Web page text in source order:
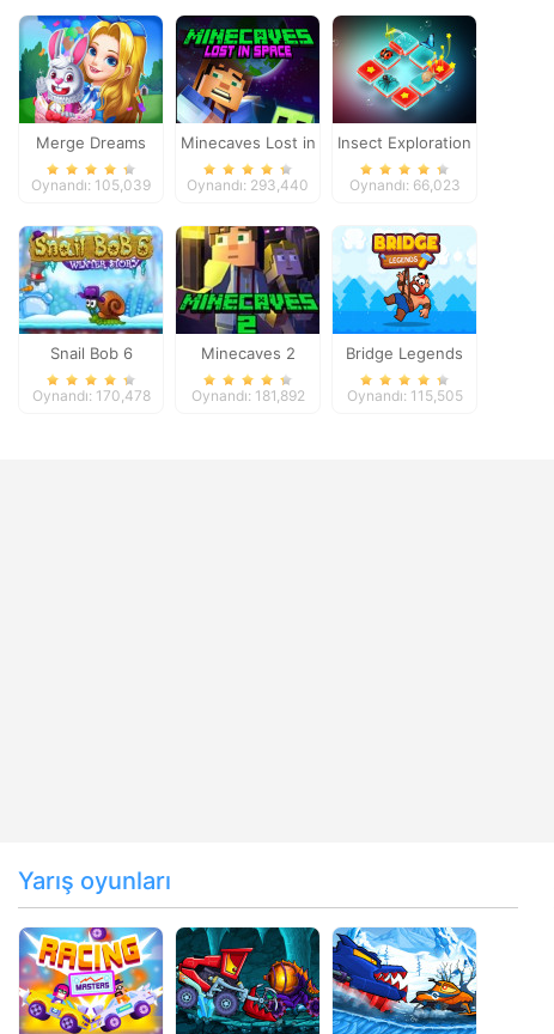
Merge Dreams
Oynandı: 105,039
Minecaves Lost in
Space
Oynandı: 293,440
Insect Exploration
Oynandı: 66,023
Snail Bob 6
Oynandı: 170,478
Minecaves 2
Oynandı: 181,892
Bridge Legends
Online
Oynandı: 115,505
Yarış oyunları